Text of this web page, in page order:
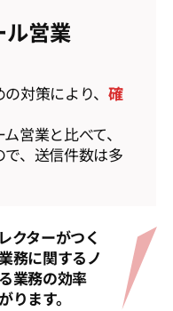
ル営業
対策により、 確
営業と比べて、
、送信件数は多
クターがつく
務に関するノ
業務の効率
ります。